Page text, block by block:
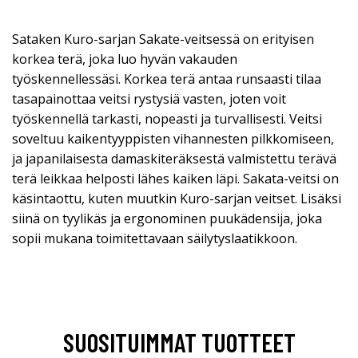
Sataken Kuro-sarjan Sakate-veitsessä on erityisen
korkea terä, joka luo hyvän vakauden
työskennellessäsi. Korkea terä antaa runsaasti tilaa
tasapainottaa veitsi rystysiä vasten, joten voit
työskennellä tarkasti, nopeasti ja turvallisesti. Veitsi
soveltuu kaikentyyppisten vihannesten pilkkomiseen,
ja japanilaisesta damaskiteräksestä valmistettu terävä
terä leikkaa helposti lähes kaiken läpi. Sakata-veitsi on
käsintaottu, kuten muutkin Kuro-sarjan veitset. Lisäksi
siinä on tyylikäs ja ergonominen puukädensija, joka
sopii mukana toimitettavaan säilytyslaatikkoon.
SUOSITUIMMAT TUOTTEET